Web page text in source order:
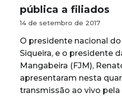
pública a filiados
14 de setembro de 2017
O presidente nacional do
Siqueira, e o presidente
Mangabeira (FJM),
apresentaram nesta
transmissão ao vivo